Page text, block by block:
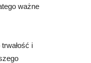
ważne
i